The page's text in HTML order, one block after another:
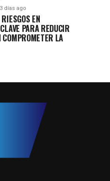
3 días ago
EN
PARA REDUCIR
COMPROMETER LA